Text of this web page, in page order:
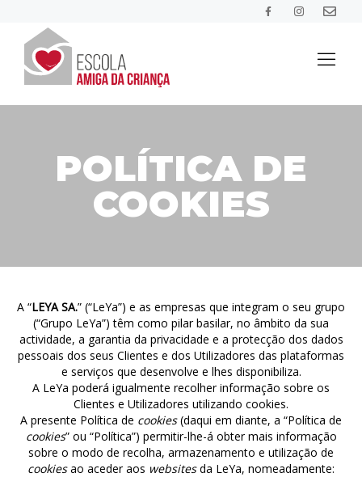
SOBRE A INICIATIVA
PROJETOS
PRÉMIOS
COMISSÕES
POLÍTICA DE
COOKIES
A “LEYA SA.” (“LeYa”) e as empresas que integram o seu grupo
(“Grupo LeYa”) têm como pilar basilar, no âmbito da sua
actividade, a garantia da privacidade e a protecção dos dados
pessoais dos seus Clientes e dos Utilizadores das plataformas
e serviços que desenvolve e lhes disponibiliza.
A LeYa poderá igualmente recolher informação sobre os
Clientes e Utilizadores utilizando cookies.
A presente Política de cookies(daqui em diante, a “Política de
cookies” ou “Política”) permitir-lhe-á obter mais informação
sobre o modo de recolha, armazenamento e utilização de
cookiesao aceder aos websitesda LeYa, nomeadamente: